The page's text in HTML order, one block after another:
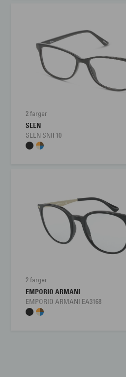
2 farger
SEEN
SEEN SNIF10
2 farger
EMPORIO ARMANI
EMPORIO ARMANI EA3168